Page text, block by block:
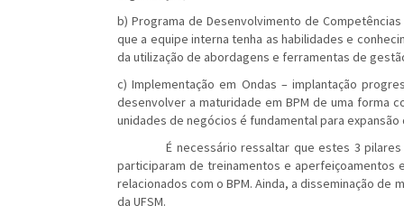
b) Programa de Desenvolvimento de
que a equipe interna tenha as habilidades e
da utilização de abordagens e ferramentas de
c) Implementação em Ondas – implantação
desenvolver a maturidade em BPM de uma forma
unidades de negócios é fundamental para
É necessário ressaltar que estes 3 pilares já
participaram de treinamentos e
relacionados com o BPM. Ainda, a disseminação
da UFSM.